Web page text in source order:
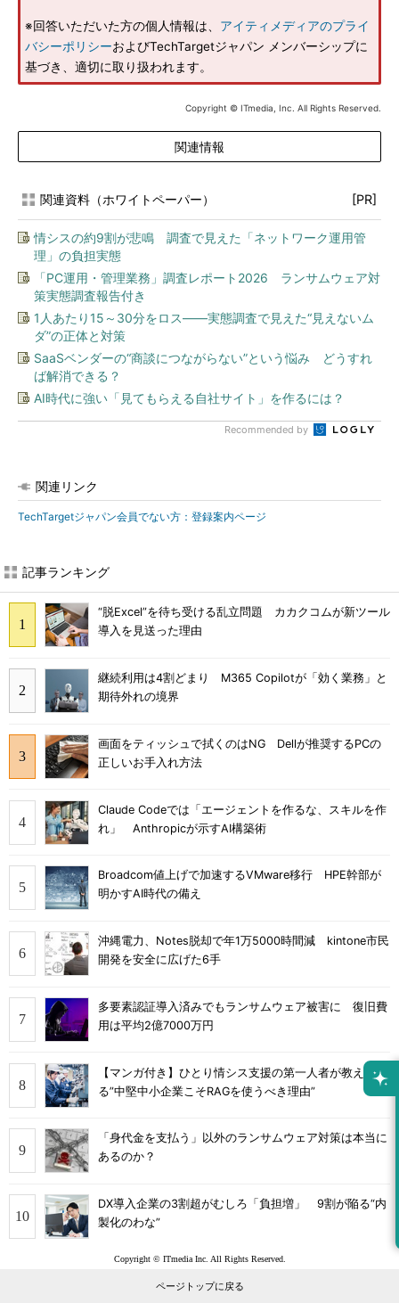
※回答いただいた方の個人情報は、 アイティメディアのプライ
バシーポリシーおよびTechTargetジャパン メンバーシップに
基づき、適切に取り扱われます。
Copyright © ITmedia, Inc. All Rights Reserved.
関連情報
関連資料（ホワイトペーパー） [PR]
情シスの約9割が悲鳴 調査で見えた「ネットワーク運用管
理」の負担実態
「PC運用・管理業務」調査レポート2026 ランサムウェア対
策実態調査報告付き
1人あたり15～30分をロス――実態調査で見えた“見えないム
ダ”の正体と対策
SaaSベンダーの“商談につながらない”という悩み どうすれ
ば解消できる？
AI時代に強い「見てもらえる自社サイト」を作るには？
Recommended by
関連リンク
TechTargetジャパン会員でない方：登録案内ページ
記事ランキング
“脱Excel”を待ち受ける乱立問題 カカクコムが新ツール
導入を見送った理由
継続利用は4割どまり M365 Copilotが「効く業務」と
期待外れの境界
画面をティッシュで拭くのはNG Dellが推奨するPCの
正しいお手入れ方法
Claude Codeでは「エージェントを作るな、スキルを作
れ」 Anthropicが示すAI構築術
Broadcom値上げで加速するVMware移行 HPE幹部が
明かすAI時代の備え
沖縄電力、Notes脱却で年1万5000時間減 kintone市民
開発を安全に広げた6手
多要素認証導入済みでもランサムウェア被害に 復旧費
用は平均2億7000万円
【マンガ付き】ひとり情シス支援の第一人者が教え
る”中堅中小企業こそRAGを使うべき理由”
「身代金を支払う」以外のランサムウェア対策は本当に
あるのか？
DX導入企業の3割超がむしろ「負担増」 9割が陥る“内
製化のわな”
Copyright © ITmedia Inc. All Rights Reserved.
ページトップに戻る